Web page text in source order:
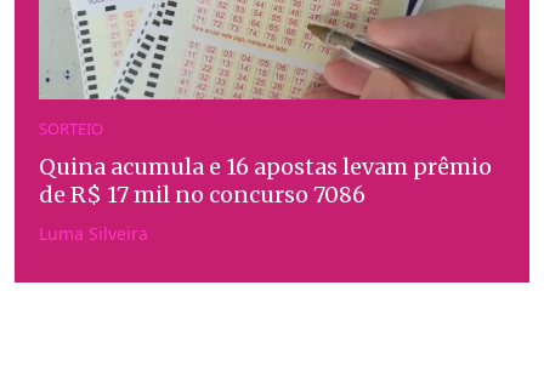
SORTEIO
Quina acumula e 16 apostas levam prêmio
de R$ 17 mil no concurso 7086
Luma Silveira